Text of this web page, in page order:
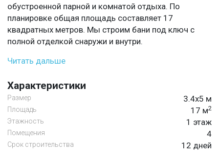
обустроенной парной и комнатой отдыха. По
планировке общая площадь составляет 17
квадратных метров. Мы строим бани под ключ с
полной отделкой снаружи и внутри.
Читать дальше
Характеристики
Размер 3.4х5 м
Площадь 17 м2
Этажность 1 этаж
Помещения 4
Срок строительства 12 дней